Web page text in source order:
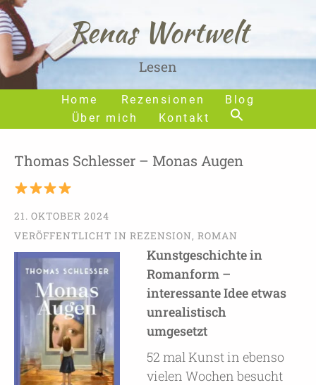
Home Rezensionen
Blog
Über mich
Kontakt
Renas Wortwelt
Lesen
Thomas Schlesser – Monas Augen
21. OKTOBER 2024
VERÖFFENTLICHT IN REZENSION, ROMAN
Kunstgeschichte in
Romanform –
interessante Idee etwas
unrealistisch
umgesetzt
52 mal Kunst in ebenso
vielen Wochen besucht